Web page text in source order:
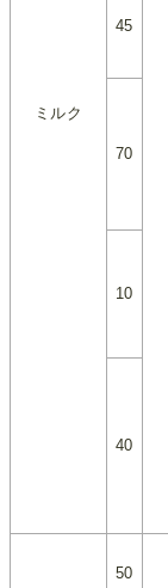
ミルク
45
70
10
40
50